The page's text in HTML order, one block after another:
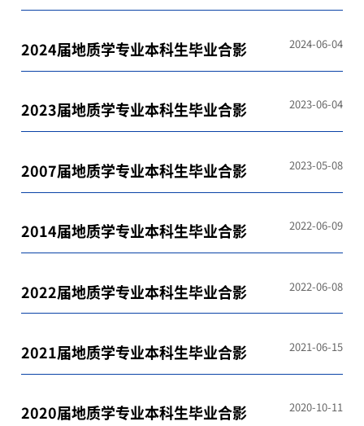
2024届地质学专业本科生毕业合影 2024-06-04
2023届地质学专业本科生毕业合影 2023-06-04
2007届地质学专业本科生毕业合影 2023-05-08
2014届地质学专业本科生毕业合影 2022-06-09
2022届地质学专业本科生毕业合影 2022-06-08
2021届地质学专业本科生毕业合影 2021-06-15
2020届地质学专业本科生毕业合影 2020-10-11